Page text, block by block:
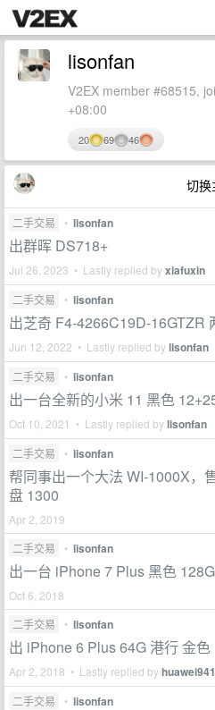
lisonfan
V2EX member #68515,
+08:00
20 69 46
切换
二手交易 • lisonfan
出群晖 DS718+
Jul 26, 2023 • Lastly replied byxiafuxin
二手交易 • lisonfan
出芝奇 F4-4266C19D-16GTZR
Jun 12, 2022 • Lastly replied bylisonfan
二手交易 • lisonfan
出一台全新的小米 11 黑色
Oct 10, 2021 • Lastly replied bylisonfan
二手交易 • lisonfan
帮同事出一个大法 WI-1000X，
盘 1300
Apr 2, 2019
二手交易
• lisonfan
出一台 iPhone 7 Plus 黑色
Oct 6, 2018
二手交易
• lisonfan
出 iPhone 6 Plus 64G 港行 金色
Apr 2, 2018 • Lastly replied by
二手交易 • lisonfan